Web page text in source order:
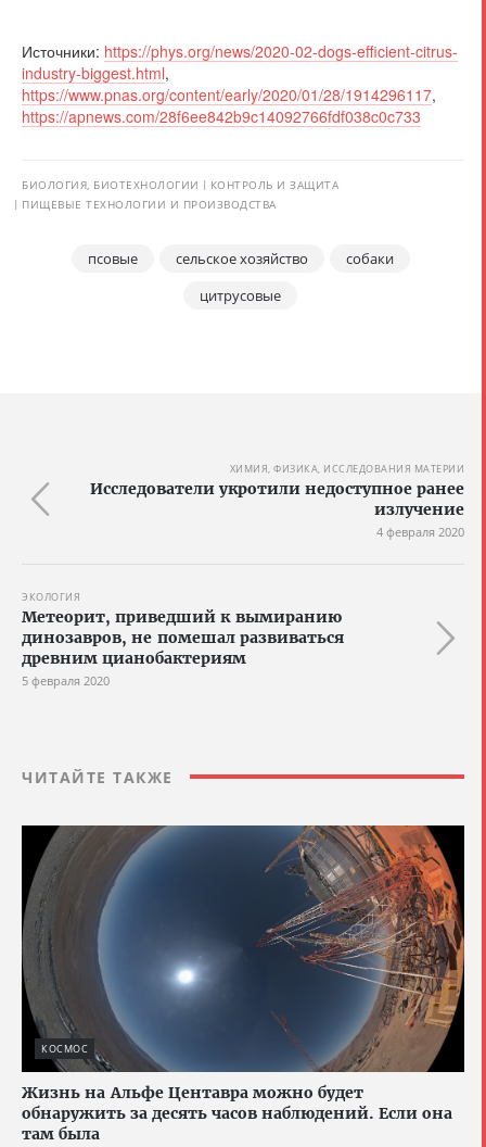
Источники: https://phys.org/news/2020-02-dogs-efficient-citrus-
industry-biggest.html,
https://www.pnas.org/content/early/2020/01/28/1914296117,
https://apnews.com/28f6ee842b9c14092766fdf038c0c733
БИОЛОГИЯ, БИОТЕХНОЛОГИИ
КОНТРОЛЬ И ЗАЩИТА
ПИЩЕВЫЕ ТЕХНОЛОГИИ И ПРОИЗВОДСТВА
псовые сельское хозяйство
собаки
цитрусовые
ХИМИЯ, ФИЗИКА, ИССЛЕДОВАНИЯ МАТЕРИИ
Исследователи укротили недоступное ранее
излучение
4 февраля 2020
ЭКОЛОГИЯ
Метеорит, приведший к вымиранию
динозавров, не помешал развиваться
древним цианобактериям
5 февраля 2020
ЧИТАЙТЕ ТАКЖЕ
КОСМОС
Жизнь на Альфе Центавра можно будет
обнаружить за десять часов наблюдений. Если она
там была